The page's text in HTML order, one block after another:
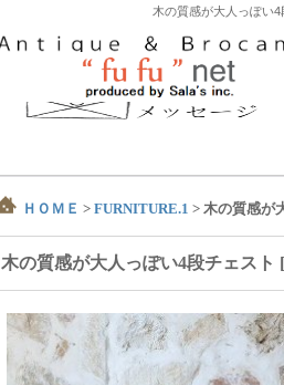
木の質感が大人っぽい
ＨＯＭＥ > FURNITURE.1 > 木の質感が
木の質感が大人っぽい4段チェスト [